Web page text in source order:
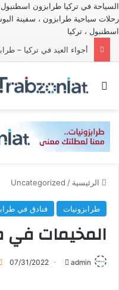
السياحة في تركيا طرابزون
رحلات سياحية طرابزون ، سفينة
اسطنبول ، تركيا
أجواء العيد في تركيا –
بحث عن
الرئيسية /
Uncategorized
طرابزونيات فنادق في
المخيمات في
admin
أرسل 07/31/2022